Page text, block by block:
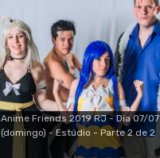
Anime Friends 2019 RJ - Dia 07/07
(domingo) - Estúdio - Parte 2 de 2